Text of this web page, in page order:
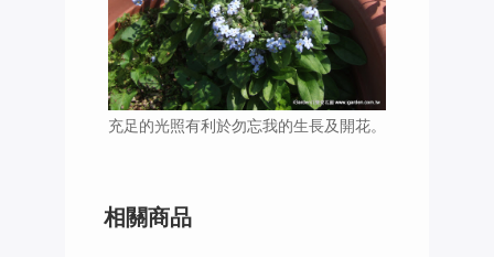
充足的光照有利於勿忘我的生長及開花。
相關商品